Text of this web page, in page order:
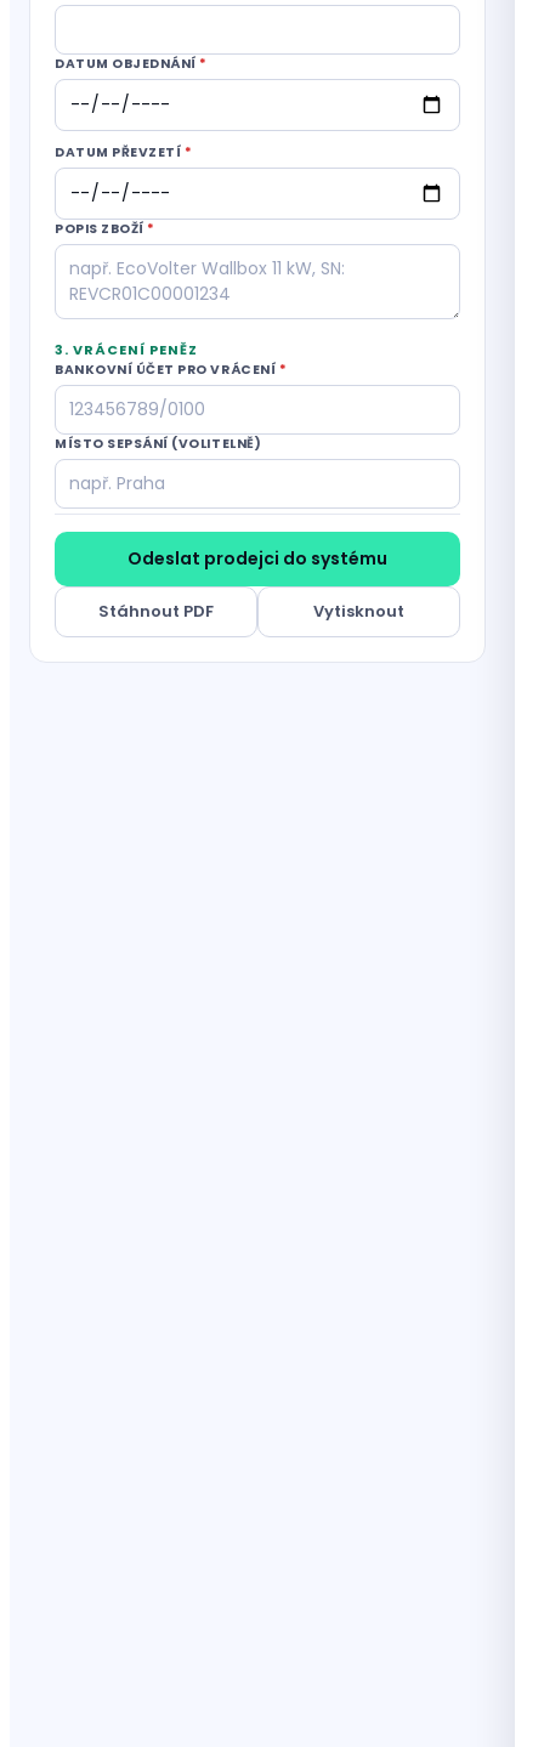
DATUM OBJEDNÁNÍ *
DATUM PŘEVZETÍ *
POPIS ZBOŽÍ *
3. VRÁCENÍ PENĚZ
BANKOVNÍ ÚČET PRO VRÁCENÍ *
MÍSTO SEPSÁNÍ (VOLITELNĚ)
Odeslat prodejci do systému
Stáhnout PDF Vytisknout